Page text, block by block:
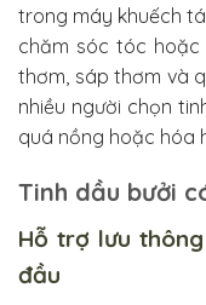
trong máy khuếch
chăm sóc tóc
thơm, sáp thơm và
nhiều người chọn
quá nồng hoặc hóa
Tinh dầu bưởi
Hỗ trợ lưu
đầu